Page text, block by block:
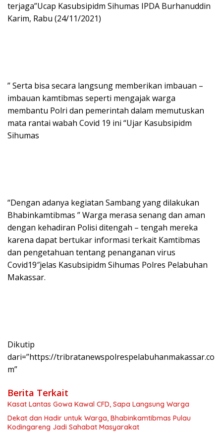
terjaga”Ucap Kasubsipidm Sihumas IPDA Burhanuddin
Karim, Rabu (24/11/2021)
” Serta bisa secara langsung memberikan imbauan –
imbauan kamtibmas seperti mengajak warga
membantu Polri dan pemerintah dalam memutuskan
mata rantai wabah Covid 19 ini “Ujar Kasubsipidm
Sihumas
“Dengan adanya kegiatan Sambang yang dilakukan
Bhabinkamtibmas ” Warga merasa senang dan aman
dengan kehadiran Polisi ditengah – tengah mereka
karena dapat bertukar informasi terkait Kamtibmas
dan pengetahuan tentang penanganan virus
Covid19″jelas Kasubsipidm Sihumas Polres Pelabuhan
Makassar.
Dikutip
dari=”https://tribratanewspolrespelabuhanmakassar.co
m”
Berita Terkait
Kasat Lantas Gowa Kawal CFD, Sapa Langsung Warga
Dekat dan Hadir untuk Warga, Bhabinkamtibmas Pulau
Kodingareng Jadi Sahabat Masyarakat